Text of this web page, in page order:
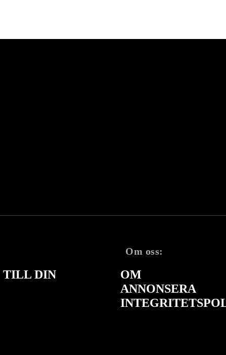
TILL DIN
Om oss:
OM
ANNONSERA